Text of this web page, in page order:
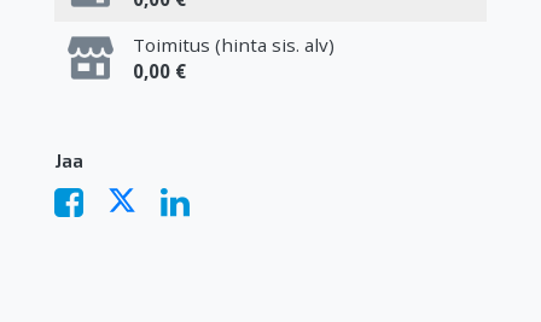
Toimitus (hinta sis. alv)
0,00 €
Jaa